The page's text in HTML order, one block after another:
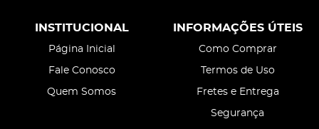
INSTITUCIONAL
Página Inicial
Fale Conosco
Quem Somos
INFORMAÇÕES ÚTEIS
Como Comprar
Termos de Uso
Fretes e Entrega
Segurança